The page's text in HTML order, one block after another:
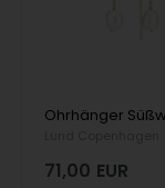
71,00 EUR